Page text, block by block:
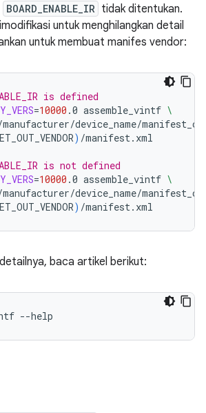
BOARD_ENABLE_IR tidak ditentukan.
untuk menghilangkan detail
untuk membuat manifes vendor:
is defined
=10000 .0 assemble_vintf \
device_name/
) /manifest.xml
is not defined
=10000 .0 assemble_vintf \
device_name/
) /manifest.xml
baca artikel berikut:
--help